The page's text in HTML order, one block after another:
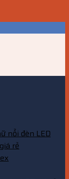
nổi đèn LED
rẻ